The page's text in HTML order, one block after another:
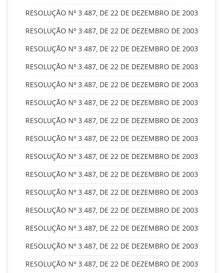
RESOLUÇÃO Nº 3.487, DE 22 DE DEZEMBRO DE 2003
RESOLUÇÃO Nº 3.487, DE 22 DE DEZEMBRO DE 2003
RESOLUÇÃO Nº 3.487, DE 22 DE DEZEMBRO DE 2003
RESOLUÇÃO Nº 3.487, DE 22 DE DEZEMBRO DE 2003
RESOLUÇÃO Nº 3.487, DE 22 DE DEZEMBRO DE 2003
RESOLUÇÃO Nº 3.487, DE 22 DE DEZEMBRO DE 2003
RESOLUÇÃO Nº 3.487, DE 22 DE DEZEMBRO DE 2003
RESOLUÇÃO Nº 3.487, DE 22 DE DEZEMBRO DE 2003
RESOLUÇÃO Nº 3.487, DE 22 DE DEZEMBRO DE 2003
RESOLUÇÃO Nº 3.487, DE 22 DE DEZEMBRO DE 2003
RESOLUÇÃO Nº 3.487, DE 22 DE DEZEMBRO DE 2003
RESOLUÇÃO Nº 3.487, DE 22 DE DEZEMBRO DE 2003
RESOLUÇÃO Nº 3.487, DE 22 DE DEZEMBRO DE 2003
RESOLUÇÃO Nº 3.487, DE 22 DE DEZEMBRO DE 2003
RESOLUÇÃO Nº 3.487, DE 22 DE DEZEMBRO DE 2003